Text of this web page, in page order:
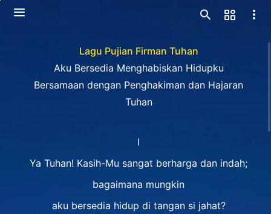
Lagu Pujian Firman Tuhan
Aku Bersedia Menghabiskan Hidupku
Bersamaan dengan Penghakiman dan Hajaran
Tuhan
I
Ya Tuhan! Kasih-Mu sangat berharga dan indah;
bagaimana mungkin
aku bersedia hidup di tangan si jahat?